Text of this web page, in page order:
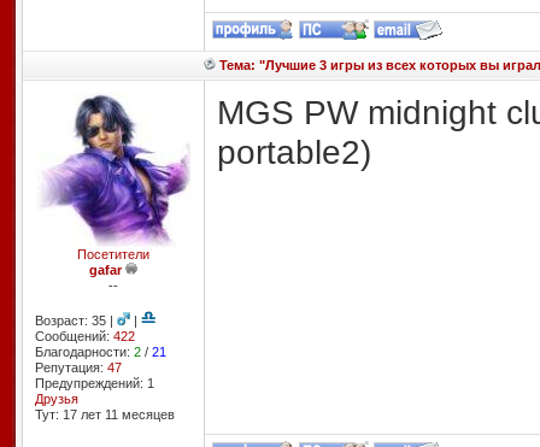
Тема: "Лучшие 3 игры из всех которых вы
Посетители
gafar
--
Возраст: 35 |
|
Сообщений: 422
Благодарности: 2/ 21
Репутация: 47
Предупреждений: 1
Друзья
Тут: 17 лет 11 месяцев
MGS PW midnight
portable2)